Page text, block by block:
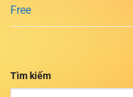
Free
Tìm kiếm